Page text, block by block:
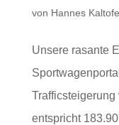
von Hannes
Unsere rasante
entspricht